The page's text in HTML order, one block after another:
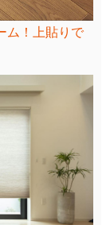
ム！上貼りで